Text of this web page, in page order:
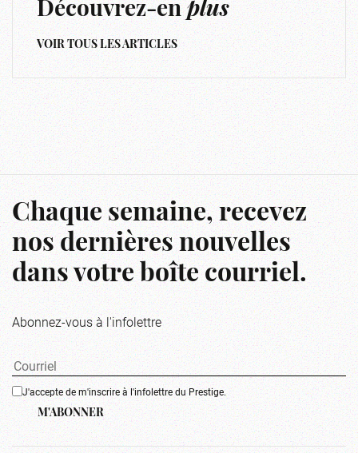
Découvrez-enplus
VOIR TOUS LES ARTICLES
Chaque semaine, recevez
nos dernières nouvelles
dans votre boîte courriel.
Abonnez-vous à l'infolettre
J'accepte de m'inscrire à l'infolettre du Prestige.
M'ABONNER